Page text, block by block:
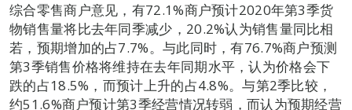
综合零售商户意见，有72.1%商户预计2020年第3季货
物销售量将比去年同季减少，20.2%认为销售量同比相
若，预期增加的占7.7%。与此同时，有76.7%商户预测
第3季销售价格将维持在去年同期水平，认为价格会下
跌的占18.5%，而预计上升的占4.8%。与第2季比较，
约51.6%商户预计第3季经营情况转弱，而认为预期经营